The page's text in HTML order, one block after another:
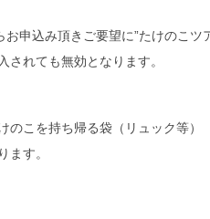
申込み頂きご要望に”たけのこツ
れても無効となります。
こを持ち帰る袋（リュック等）
ます。